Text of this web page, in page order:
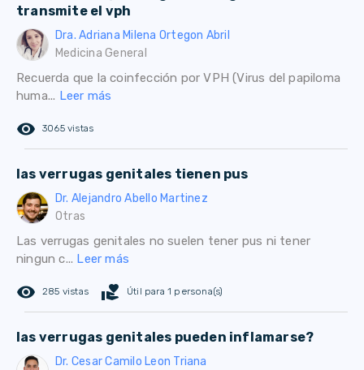
transmite el vph
Dra. Adriana Milena Ortegon Abril
Medicina General
Recuerda que la coinfección por VPH (Virus del papiloma
huma... Leer más
remove_red_eye 3065 vistas
las verrugas genitales tienen pus
Dr. Alejandro Abello Martinez
Otras
Las verrugas genitales no suelen tener pus ni tener
ningun c... Leer más
remove_red_eye 285 vistas volunteer_activism Útil para 1 persona(s)
las verrugas genitales pueden inflamarse?
Dr. Cesar Camilo Leon Triana